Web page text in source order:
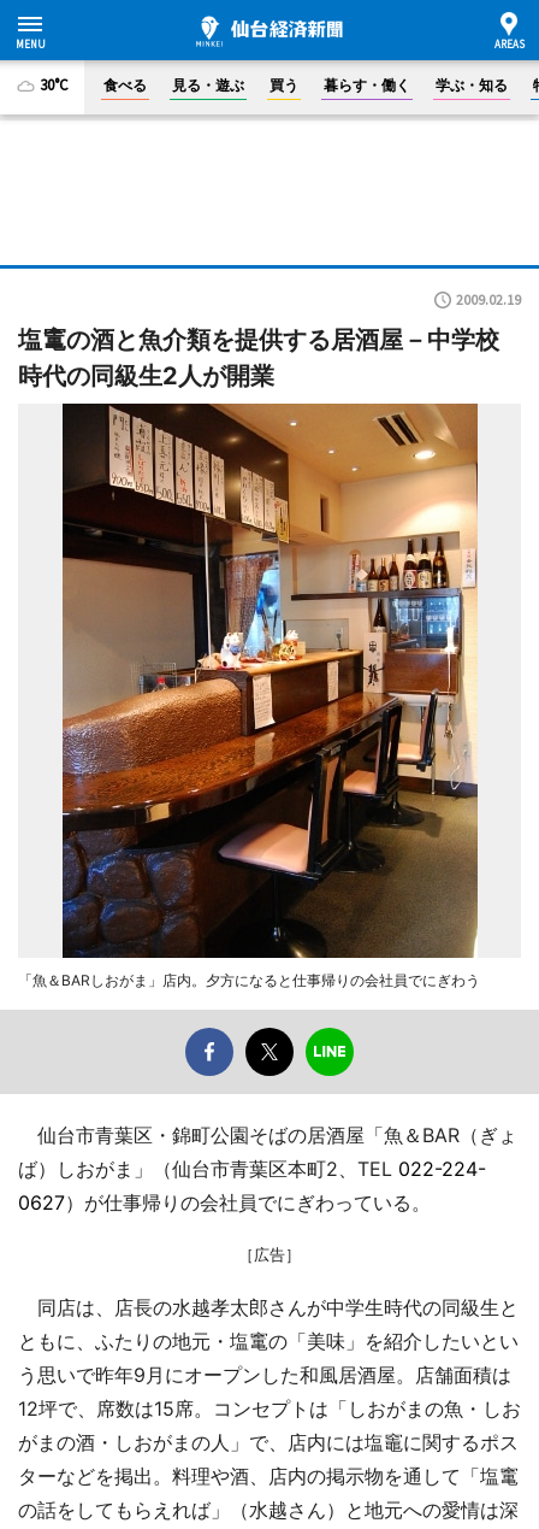
30°C 食べる 見る・遊ぶ 買う 暮らす・働く 学ぶ・知る
2009.02.19
塩竃の酒と魚介類を提供する居酒屋－中学校
時代の同級生2人が開業
「魚＆BARしおがま」店内。夕方になると仕事帰りの会社員でにぎわう
仙台市青葉区・錦町公園そばの居酒屋「魚＆BAR（ぎょ
ば）しおがま」（仙台市青葉区本町2、TEL 022-224-
0627）が仕事帰りの会社員でにぎわっている。
［広告］
同店は、店長の水越孝太郎さんが中学生時代の同級生と
ともに、ふたりの地元・塩竃の「美味」を紹介したいとい
う思いで昨年9月にオープンした和風居酒屋。店舗面積は
12坪で、席数は15席。コンセプトは「しおがまの魚・しお
がまの酒・しおがまの人」で、店内には塩竈に関するポス
ターなどを掲出。料理や酒、店内の掲示物を通して「塩竃
の話をしてもらえれば」（水越さん）と地元への愛情は深